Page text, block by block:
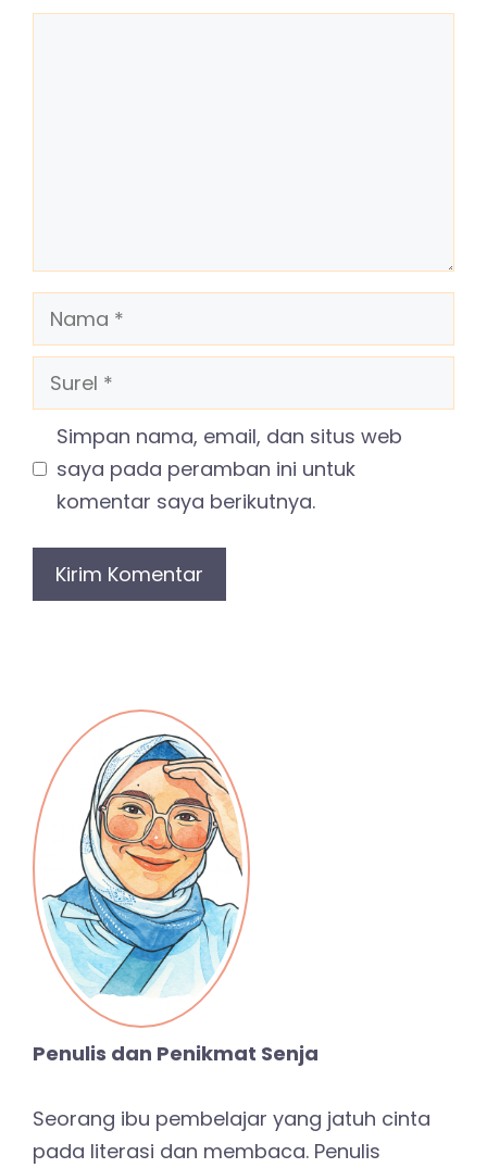
Nama
Surel
Simpan nama, email, dan situs web
saya pada peramban ini untuk
komentar saya berikutnya.
Penulis dan Penikmat Senja
Seorang ibu pembelajar yang jatuh cinta
pada literasi dan membaca. Penulis